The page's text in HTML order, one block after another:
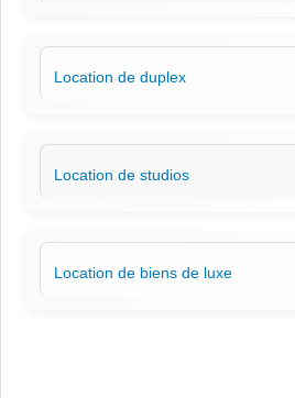
Location de duplex
Location de studios
Location de biens de luxe